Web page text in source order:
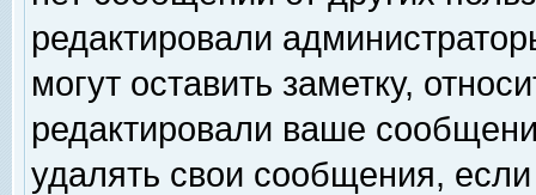
редактировали
могут оставить заметку,
редактировали ваше
удалять свои сообщения,